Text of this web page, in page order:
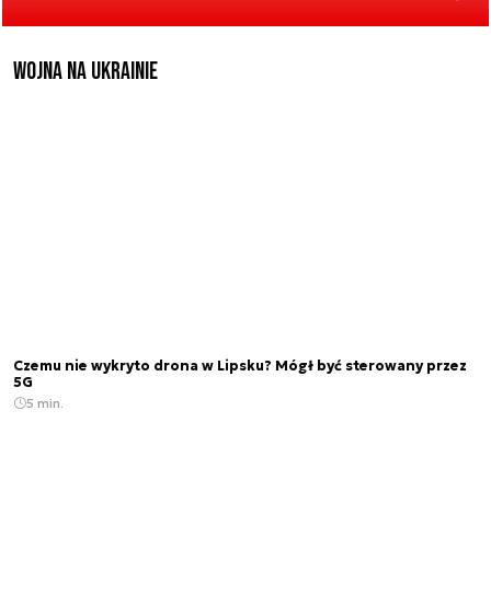
Wojna na Ukrainie
Czemu nie wykryto drona w Lipsku? Mógł być sterowany przez
5G
5 min.